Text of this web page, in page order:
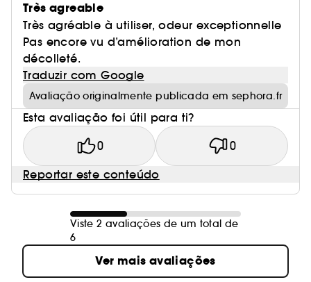
Très agreable
Très agréable à utiliser, odeur exceptionnelle
Pas encore vu d’amélioration de mon
décolleté.
Traduzir com Google
Avaliação originalmente publicada em sephora.fr
Esta avaliação foi útil para ti?
0 0
Reportar este conteúdo
Viste 2 avaliações de um total de
6
Ver mais avaliações